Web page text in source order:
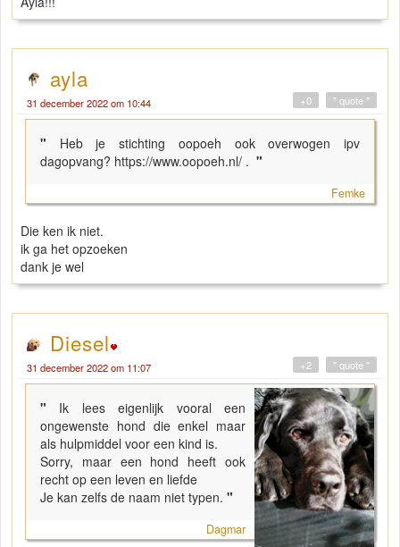
ayla
31 december 2022 om 10:44 " quote "
+0
" Heb je stichting oopoeh ook overwogen ipv
dagopvang? https://www.oopoeh.nl/ . "
Femke
Die ken ik niet.
ik ga het opzoeken
dank je wel
Diesel
31 december 2022 om 11:07 " quote "
+2
" Ik lees eigenlijk vooral een
ongewenste hond die enkel maar
als hulpmiddel voor een kind is.
Sorry, maar een hond heeft ook
recht op een leven en liefde
Je kan zelfs de naam niet typen. "
Dagmar